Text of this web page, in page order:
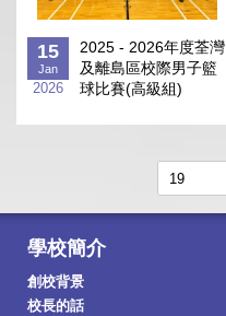
15
Jan
2026
2025 - 2026年度荃灣
及離島區校際男子籃
球比賽(高級組)
學校簡介
創校背景
校長的話